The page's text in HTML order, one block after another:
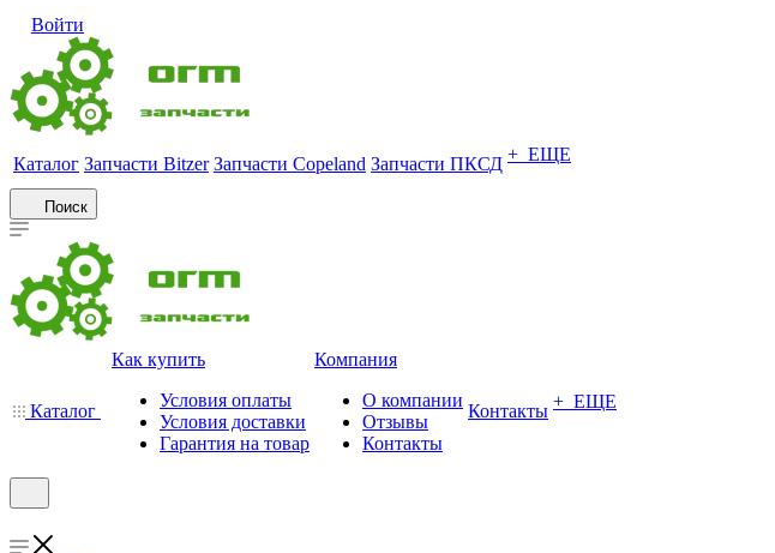
Войти
Каталог Запчасти Bitzer Запчасти Copeland Запчасти ПКСД + ЕЩЕ
Поиск
Каталог
Как купить
Условия оплаты
Условия доставки
Гарантия на товар
Компания
О компании
Отзывы
Контакты
Контакты + ЕЩЕ